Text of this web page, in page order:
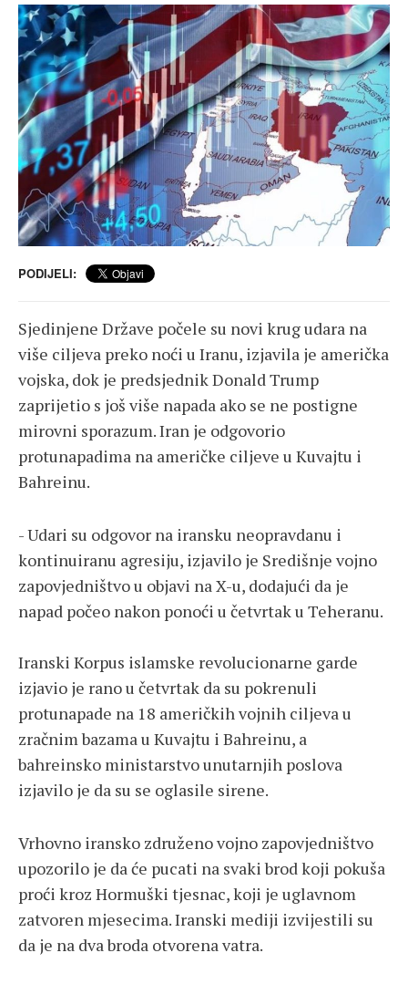
PODIJELI:
Sjedinjene Države počele su novi krug udara na
više ciljeva preko noći u Iranu, izjavila je američka
vojska, dok je predsjednik Donald Trump
zaprijetio s još više napada ako se ne postigne
mirovni sporazum. Iran je odgovorio
protunapadima na američke ciljeve u Kuvajtu i
Bahreinu.
- Udari su odgovor na iransku neopravdanu i
kontinuiranu agresiju, izjavilo je Središnje vojno
zapovjedništvo u objavi na X-u, dodajući da je
napad počeo nakon ponoći u četvrtak u Teheranu.
Iranski Korpus islamske revolucionarne garde
izjavio je rano u četvrtak da su pokrenuli
protunapade na 18 američkih vojnih ciljeva u
zračnim bazama u Kuvajtu i Bahreinu, a
bahreinsko ministarstvo unutarnjih poslova
izjavilo je da su se oglasile sirene.
Vrhovno iransko združeno vojno zapovjedništvo
upozorilo je da će pucati na svaki brod koji pokuša
proći kroz Hormuški tjesnac, koji je uglavnom
zatvoren mjesecima. Iranski mediji izvijestili su
da je na dva broda otvorena vatra.